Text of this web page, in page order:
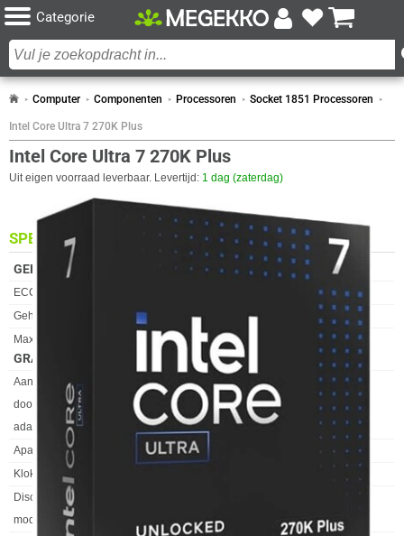
Categorie
Computer Componenten Processoren Socket 1851 Processoren
Intel Core Ultra 7 270K Plus
Intel Core Ultra 7 270K Plus
Uit eigen voorraad leverbaar. Levertijd: 1 dag (zaterdag)
SPECIFICATIES
GEHEUGEN
Eigenschap
ECC
Geheugen kanaal
Dubbelkanaals
Maximum intern geheugen
256 GB
GRAFISCH
Eigenschap
Aantal displays ondersteund
door on-board grafische
adapter
Aparte grafische adapter
✖︎
Kloksnelheid graphics
Discreet grafische adapter
model